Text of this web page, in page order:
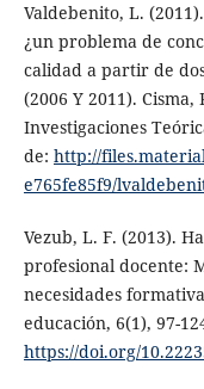
Valdebenito, L.
¿un problema de
calidad a partir de
(2006 Y 2011).
Investigaciones
de: http://
e765fe85f9/
Vezub, L. F. (2013).
profesional docente:
necesidades
educación, 6(1), 97-
https://doi.org/